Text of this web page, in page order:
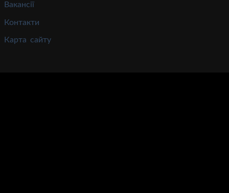
Вакансії
Контакти
Карта сайту